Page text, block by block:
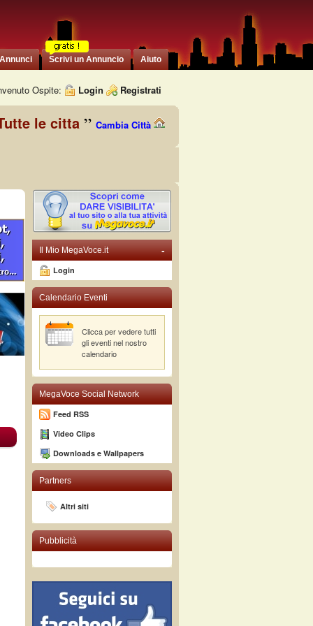
Scrivi un Annuncio Aiuto
Ospite: Login Registrati
le citta Cambia Città
-
Il Mio MegaVoce.it
Login
Calendario Eventi
Clicca per vedere tutti
gli eventi nel nostro
calendario
MegaVoce Social Network
Feed RSS
Video Clips
Downloads e Wallpapers
Partners
Altri siti
Pubblicità